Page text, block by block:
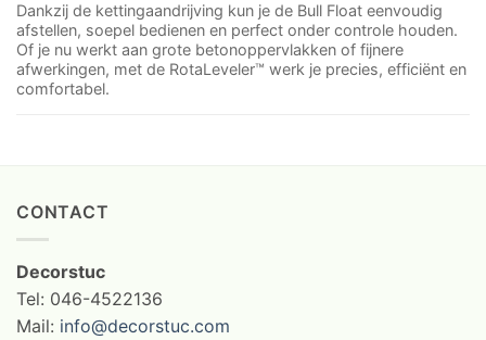
Dankzij de kettingaandrijving kun je de Bull Float eenvoudig
afstellen, soepel bedienen en perfect onder controle houden.
Of je nu werkt aan grote betonoppervlakken of fijnere
afwerkingen, met de RotaLeveler™ werk je precies, efficiënt en
comfortabel.
CONTACT
Decorstuc
Tel: 046-4522136
Mail: info@decorstuc.com